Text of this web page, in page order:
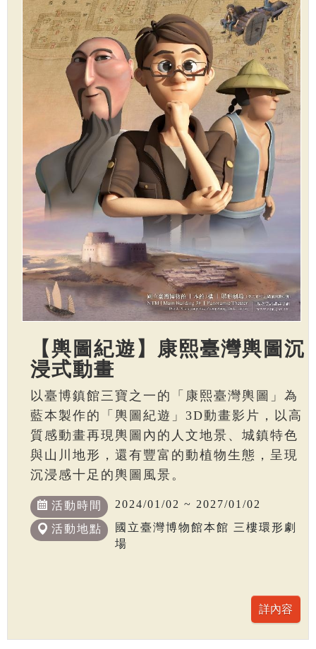
【輿圖紀遊】康熙臺灣輿圖沉
浸式動畫
以臺博鎮館三寶之一的「康熙臺灣輿圖」為
藍本製作的「輿圖紀遊」3D動畫影片，以高
質感動畫再現輿圖內的人文地景、城鎮特色
與山川地形，還有豐富的動植物生態，呈現
沉浸感十足的輿圖風景。
活動時間 2024/01/02 ~ 2027/01/02
活動地點
國立臺灣博物館本館 三樓環形劇
場